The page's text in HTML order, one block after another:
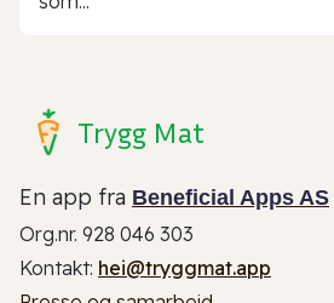
Trygg Mat
En app fra Beneficial Apps AS
Org.nr. 928 046 303
Kontakt: hei@tryggmat.app